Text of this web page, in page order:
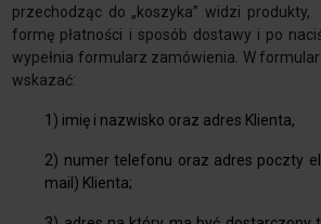
przechodząc do „koszyka” widzi produkty,
formę płatności i sposób dostawy i po
wypełnia formularz zamówienia. W
wskazać:
1) imię i nazwisko oraz adres Klienta,
2) numer telefonu oraz adres poczty
mail) Klienta;